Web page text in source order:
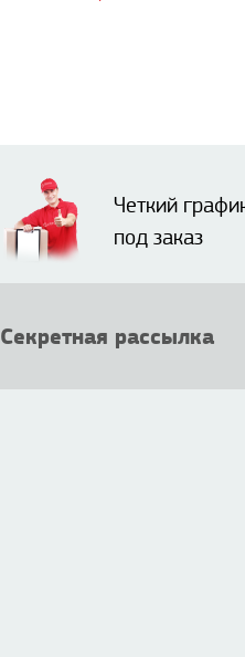
Четкий
под заказ
Секретная рассылка